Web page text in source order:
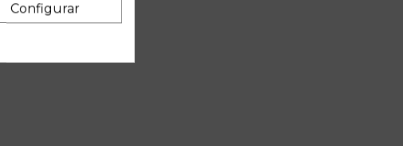
Configurar